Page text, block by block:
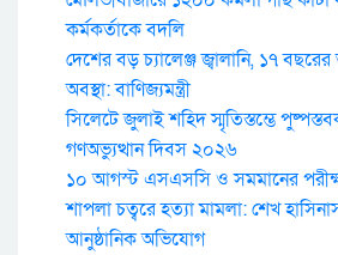
কর্মকর্তাকে বদলি
দেশের বড় চ্যালেঞ্জ জ্বালানি, ১৭
অবস্থা: বাণিজ্যমন্ত্রী
সিলেটে জুলাই শহিদ স্মৃতিস্তম্ভে
গণঅভ্যুত্থান দিবস ২০২৬
১০ আগস্ট এসএসসি ও সমমানের
শাপলা চত্বরে হত্যা মামলা: শেখ
আনুষ্ঠানিক অভিযোগ